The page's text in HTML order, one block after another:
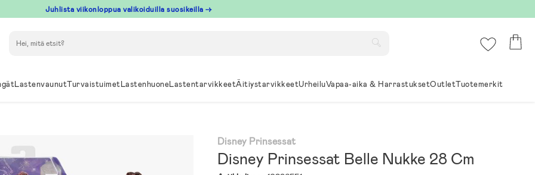
Juhlista viikonloppua valikoiduilla suosikeilla →
LastenvaunutTurvaistuimetLastenhuoneLastentarvikkeetÄitiystarvikkeetUrheiluVapaa-aika & HarrastuksetOutletTuotemerkit
Disney Prinsessat
Disney Prinsessat Belle Nukke 28 Cm